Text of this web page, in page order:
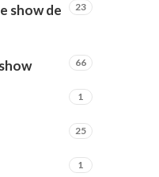
show de
23
66
1
25
1